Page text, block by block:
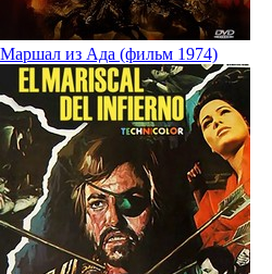
Маршал из Ада (фильм 1974)